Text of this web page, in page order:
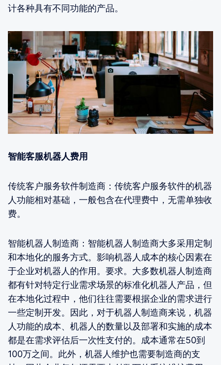
计各种具有不同功能的产品。
智能客服机器人费用
传统客户服务软件制造商：传统客户服务软件的机器
人功能相对基础，一般包含在代理费中，无需单独收
费。
智能机器人制造商：智能机器人制造商大多采用定制
和本地化的服务方式。影响机器人成本的核心因素在
于企业对机器人的作用。要求。大多数机器人制造商
都有针对特定行业需求场景的标准化机器人产品，但
在本地化过程中，他们往往需要根据企业的需求进行
一些定制开发。因此，对于机器人制造商来说，机器
人功能的成本、机器人的数量以及部署和实施的成本
都是在需求评估后一次性支付的。成本通常在50到
100万之间。此外，机器人维护也需要制造商的支